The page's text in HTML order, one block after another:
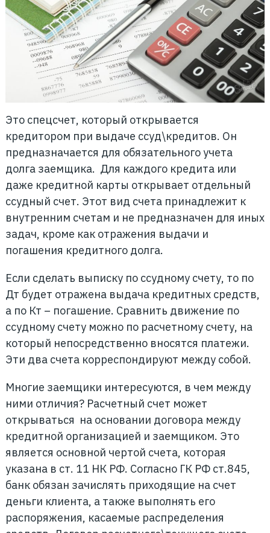
Это спецсчет, который открывается
кредитором при выдаче ссуд\кредитов. Он
предназначается для обязательного учета
долга заемщика. Для каждого кредита или
даже кредитной карты открывает отдельный
ссудный счет. Этот вид счета принадлежит к
внутренним счетам и не предназначен для иных
задач, кроме как отражения выдачи и
погашения кредитного долга.
Если сделать выписку по ссудному счету, то по
Дт будет отражена выдача кредитных средств,
а по Кт – погашение. Сравнить движение по
ссудному счету можно по расчетному счету, на
который непосредственно вносятся платежи.
Эти два счета корреспондируют между собой.
Многие заемщики интересуются, в чем между
ними отличия? Расчетный счет может
открываться на основании договора между
кредитной организацией и заемщиком. Это
является основной чертой счета, которая
указана в ст. 11 НК РФ. Согласно ГК РФ ст.845,
банк обязан зачислять приходящие на счет
деньги клиента, а также выполнять его
распоряжения, касаемые распределения